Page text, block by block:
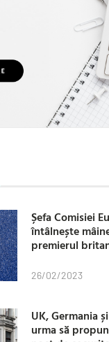
Șefa Comisiei
întâlnește
premierul
26/02/2023
UK, Germania
urma să